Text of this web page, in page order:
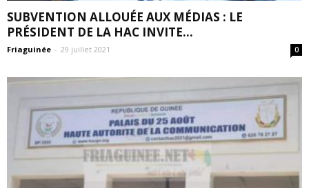
SUBVENTION ALLOUÉE AUX MÉDIAS : LE
PRÉSIDENT DE LA HAC INVITE...
Friaguinée - 29 juillet 2021 0